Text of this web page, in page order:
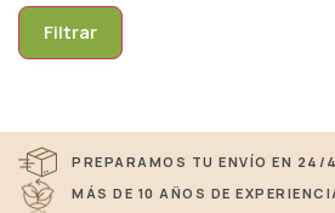
Filtrar
PREPARAMOS TU ENVÍO EN 24/
MÁS DE 10 AÑOS DE